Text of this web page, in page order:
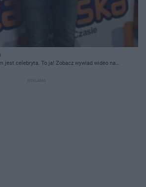
jest celebryta. To ja! Zobacz wywiad wideo na